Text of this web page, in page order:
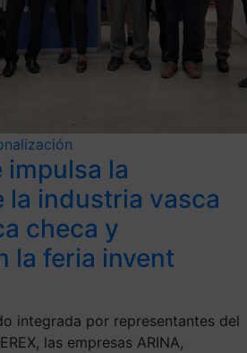
impulsa la
la industria vasca
checa y
la feria invent
integrada por representantes del
las empresas ARINA,